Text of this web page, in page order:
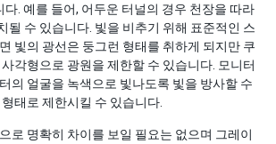
다. 예를 들어, 어두운 터널의 경우 천장을 따라
될 수 있습니다. 빛을 비추기 위해 표준적인 스
빛의 광선은 둥그런 형태를 취하게 되지만 쿠
각형으로 광원을 제한할 수 있습니다. 모니터
의 얼굴을 녹색으로 빛나도록 빛을 방사할 수
태로 제한시킬 수 있습니다.
로 명확히 차이를 보일 필요는 없으며 그레이